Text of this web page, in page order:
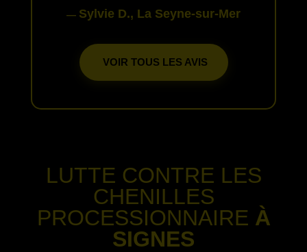
— Sylvie D., La Seyne-sur-Mer
VOIR TOUS LES AVIS
LUTTE CONTRE LES
CHENILLES
PROCESSIONNAIRE À
SIGNES